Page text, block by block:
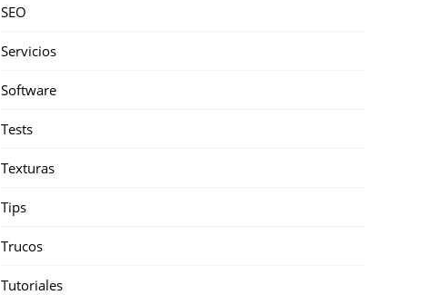
SEO
Servicios
Software
Tests
Texturas
Tips
Trucos
Tutoriales